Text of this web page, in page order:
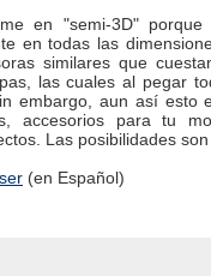
en "semi-3D"
en todas las
similares que
las cuales al pegar
embargo, aun así esto
accesorios para tu
Las posibilidades son
(en Español)